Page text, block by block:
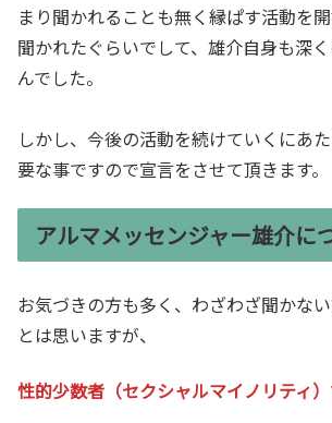
まり聞かれることも無く縁ぱす活動を
聞かれたぐらいでして、雄介自身も深
んでした。
しかし、今後の活動を続けていくにあ
要な事ですので宣言をさせて頂きます。
アルマメッセンジャー雄介に
お気づきの方も多く、わざわざ聞かな
とは思いますが、
性的少数者（セクシャルマイノリティ）